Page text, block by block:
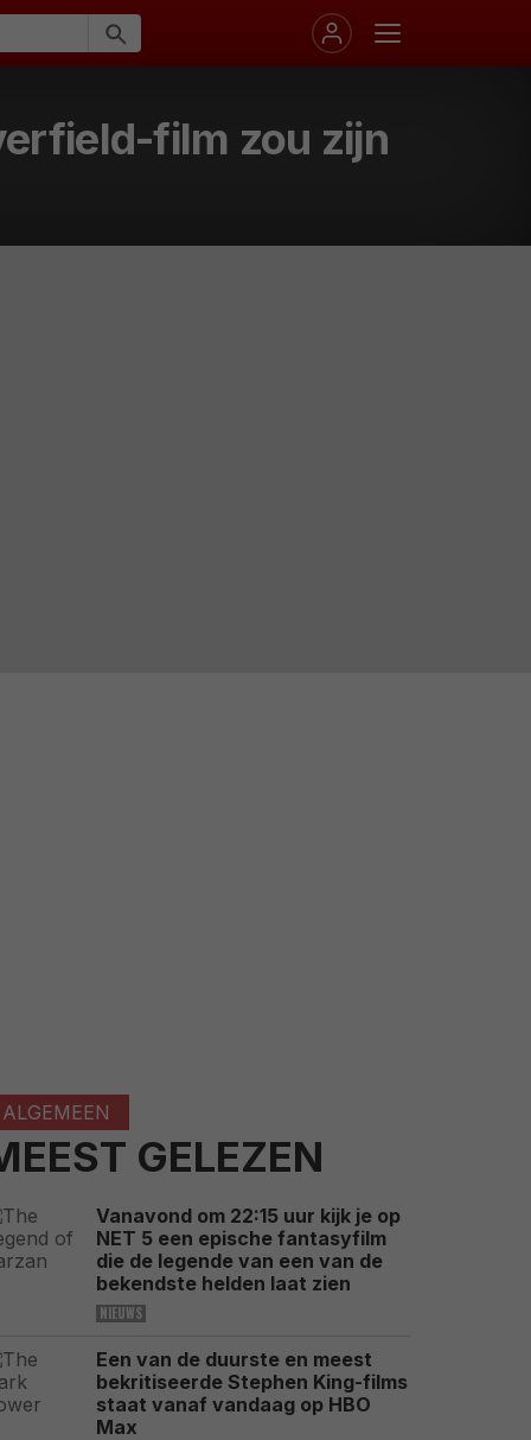
film zou zijn
ALGEMEEN
GELEZEN
Vanavond om 22:15 uur kijk je op
NET 5 een epische fantasyfilm
die de legende van een van de
bekendste helden laat zien
NIEUWS
Een van de duurste en meest
bekritiseerde Stephen King-films
staat vanaf vandaag op HBO
Max